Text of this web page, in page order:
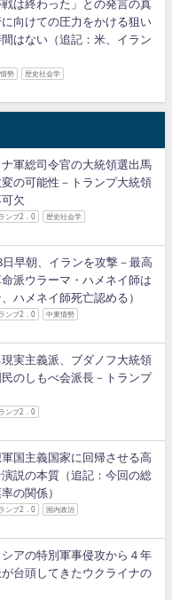
は終わった」との発言の真
向けての圧力をかける狙い
はない（追記：米、イラン
勢 歴史社会学
軍総司令官の大統領選出馬
の可能性－トランプ大統領
欠
ンプ2．0 歴史社会学
早朝、イランを攻撃－最高
派ウラーマ・ハメネイ師は
ハメネイ師死亡認める）
ンプ2．0 中東情勢
実主義派、ブダノフ大統領
のしもべ会派長－トランプ
ンプ2．0
国主義国家に回帰させる高
説の本質（追記：今回の総
の関係）
ンプ2．0 国内政治
アの特別軍事侵攻から４年
台頭してきたウクライナの